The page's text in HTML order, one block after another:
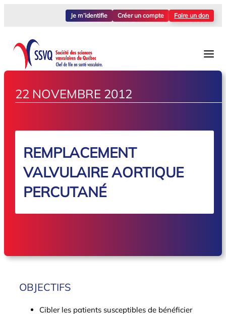
Je m’identifie Créer un compte Faire un don
22 NOVEMBRE 2012
REMPLACEMENT
VALVULAIRE AORTIQUE
PERCUTANÉ
OBJECTIFS
Cibler les patients susceptibles de bénéficier